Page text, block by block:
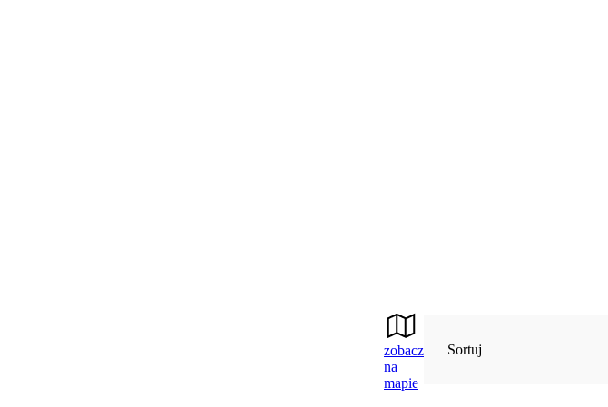
zobacz
na
mapie
Sortuj